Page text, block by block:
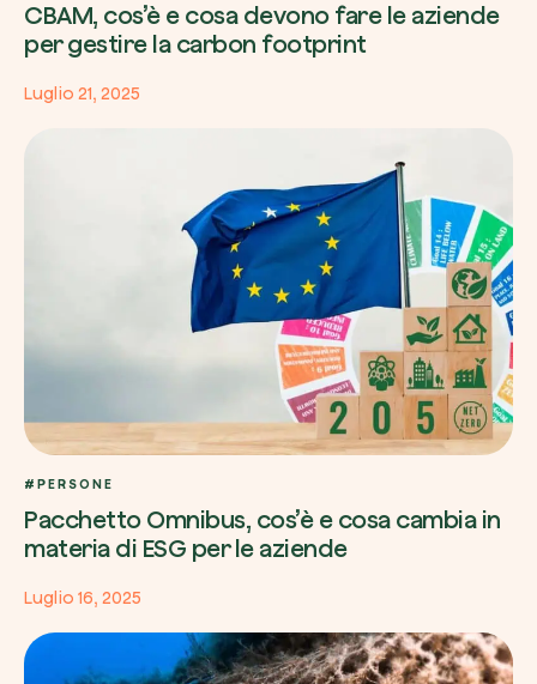
CBAM, cos’è e cosa devono fare le aziende
per gestire la carbon footprint
Luglio 21, 2025
#PERSONE
Pacchetto Omnibus, cos’è e cosa cambia in
materia di ESG per le aziende
Luglio 16, 2025